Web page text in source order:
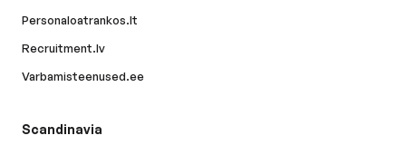
Personaloatrankos.lt
Recruitment.lv
Varbamisteenused.ee
Scandinavia